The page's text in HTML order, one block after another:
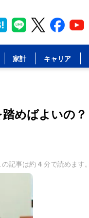
家計 キャリア
めばよいの？
の記事は約 4 分で読めます。